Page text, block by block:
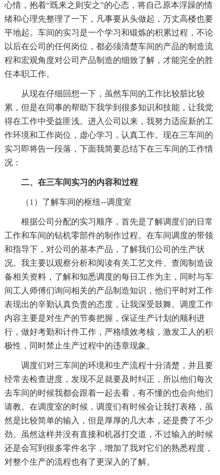
心情，抱着“既来之则安之”的心态，将自己原本浮躁的情
绪和心理先整理了一下，凡事要从头做起，万丈高楼也要
平地起。车间的实习是一个学习和锻炼的积累过程，不论
以后在公司的任何岗位，都必须清楚车间的产品的制造流
程和宏观角度对公司产品制造的细致了解，才能完全的胜
任本职工作。
从现在仔细回想一下，虽然车间的工作比较脏比较
累，但是在同事的帮助下我学到很多知识和技能，让我觉
得在工作中受益匪浅。进入公司以来，我努力适应新的工
作环境和工作岗位，虚心学习，认真工作。现在三车间的
实习即将告一段落，下面我简要总结下在三车间的工作情
况：
二、在三车间实习的内容和过程
（1）了解车间的枢纽--调度室
根据公司分配的实习顺序，首先是了解调度们的日常
工作和车间的钻机零部件的制作过程。在车间调度的带领
和指导下，对公司的基本产品，了解我们公司的生产状
况。我主要以观察分析和阅读有关工艺文件、查阅制造设
备相关资料，了解和知悉调度的每日工作为主，同时与车
间工人师傅们询问相关的产品制造知识，他们平时对工作
表现出的辛勤认真负责的态度，让我深受鼓舞。调度工作
内容主要是对生产的节奏把握，保证生产计划的顺利进
行，做好考勤和计件工作，严格绩效考核，激发工人的积
极性，同时禁止生产过程中的违章现象。
调度们对三车间的环境和生产流程十分清楚，并且要
经常去检查进度，发现不足就要及时纠正，所以他们每次
去车间的时候我都会跟着一起去看，有不懂的也会向他们
请教。在调度室的时候，调度们有时候会让我打表格，虽
然是比较简单的输入，但是厚厚的几大本，还是费了不少
劲。虽然这样并没有直接和机器打交道，不过输入的时候
还是会写到很多零件名字，增加了我对它们的熟悉程度，
对整个生产的流程也有了更深入的了解。